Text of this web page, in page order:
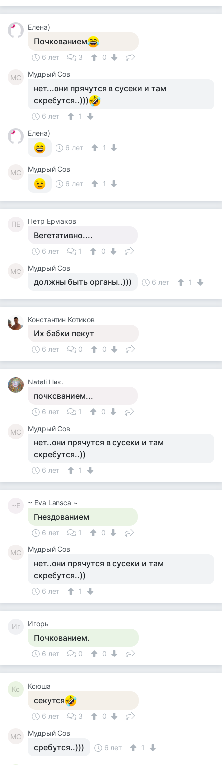
Елена)
Почкованием
6 лет 3 0
МС Мудрый Сов
нет...они прячутся в сусеки и там
скребутся..)))
6 лет
1
Елена)
6 лет
1
МС
Мудрый Сов
6 лет
1
ПЕ Пётр Ермаков
Вегетативно....
6 лет 1 0
МС Мудрый Сов
должны быть органы..))) 6 лет 1
Константин Котиков
Их бабки пекут
6 лет 0 0
Natali Ник.
почкованием...
6 лет 1 0
МС Мудрый Сов
нет..они прячутся в сусеки и там
скребутся..))
6 лет 1
~E ~ Eva Lansca ~
Гнездованием
6 лет 1 0
МС Мудрый Сов
нет..они прячутся в сусеки и там
скребутся..))
6 лет 1
Иг Игорь
Почкованием.
6 лет 0 0
Кс Ксюша
секутся
6 лет 3 0
МС Мудрый Сов
сребутся..))) 6 лет 1